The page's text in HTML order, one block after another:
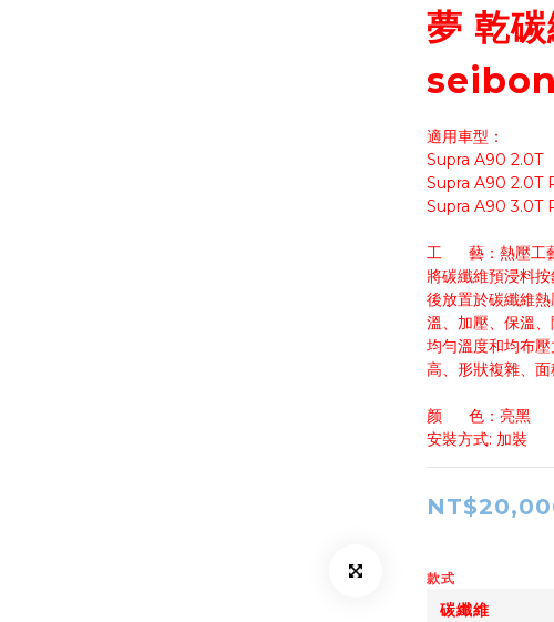
夢 乾
seibon
適用車型：
Supra A90 2.0T
Supra A90 2.0T
Supra A90 3.0T
工      藝：熱壓工
將碳纖維預浸料
後放置於碳纖維
溫、加壓、保溫
均勻溫度和均布
高、形狀複雜、面
颜      色：亮黑
安裝方式: 加裝
款式